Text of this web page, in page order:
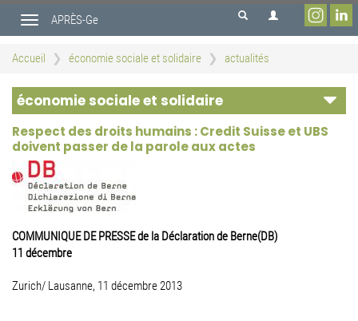
contenu
Toggle
navigation
APRÈS-Ge
Accueil économie sociale et solidaire actualités
économie sociale et solidaire
Respect des droits humains : Credit Suisse et UBS
doivent passer de la parole aux actes
COMMUNIQUE DE PRESSE de la Déclaration de Berne(DB)
11 décembre
Zurich/ Lausanne, 11 décembre 2013